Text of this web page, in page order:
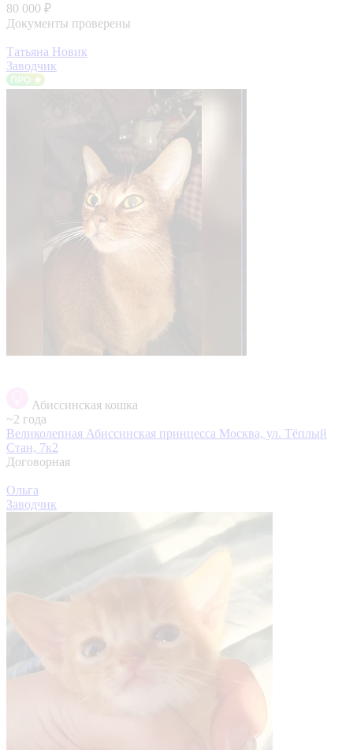
80 000 ₽
Документы проверены
Татьяна Новик
Заводчик
Абиссинская кошка
~2 года
Великолепная Абиссинская принцесса Москва, ул. Тёплый
Стан, 7к2
Договорная
Ольга
Заводчик